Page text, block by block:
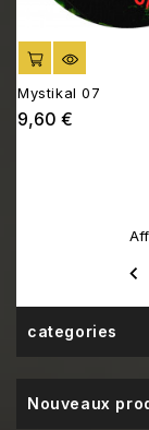
AJOUTER
Mystikal 07
9,60 €

categories
Nouveaux